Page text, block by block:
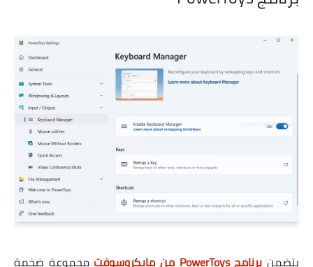
يتضمن برنامج PowerToys من مايكروسوفت مجموعة ضخمة